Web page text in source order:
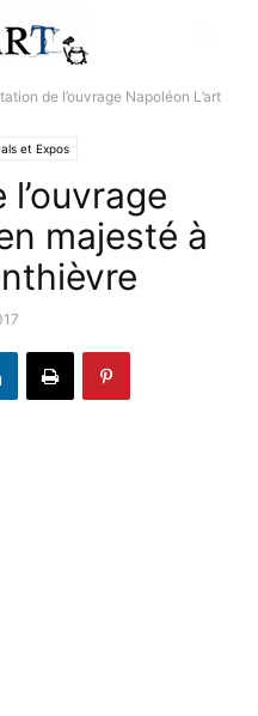
de l’ouvrage Napoléon L’art
et Expos
majesté à